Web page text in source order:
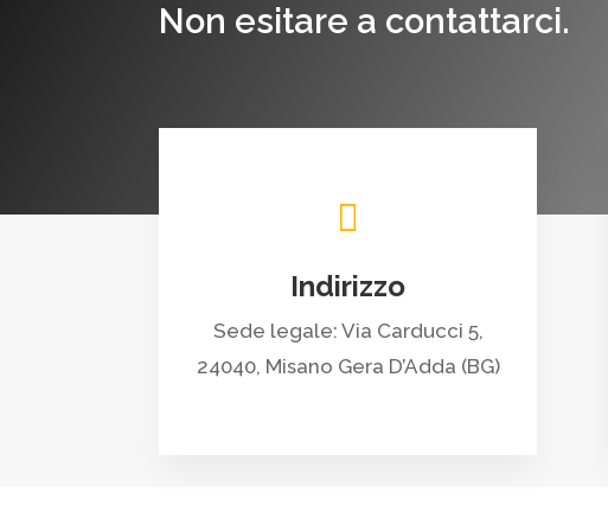
Non esitare a contattarci.

Indirizzo
Sede legale: Via Carducci 5,
24040, Misano Gera D’Adda (BG)